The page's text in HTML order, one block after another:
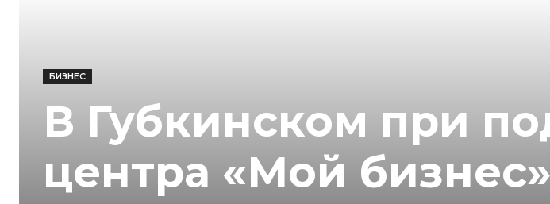
БИЗНЕС
В Губкинском при
центра «Мой